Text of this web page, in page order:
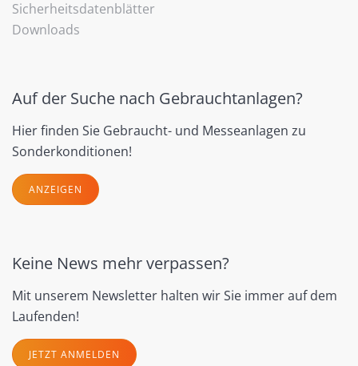
Sicherheitsdatenblätter
Downloads
Auf der Suche nach Gebrauchtanlagen?
Hier finden Sie Gebraucht- und Messeanlagen zu
Sonderkonditionen!
ANZEIGEN
Keine News mehr verpassen?
Mit unserem Newsletter halten wir Sie immer auf dem
Laufenden!
JETZT ANMELDEN